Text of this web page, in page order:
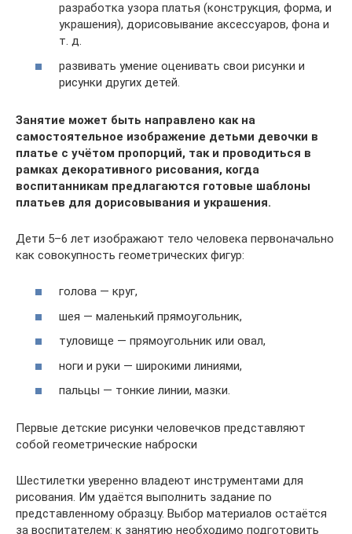
разработка узора платья (конструкция, форма, и
украшения), дорисовывание аксессуаров, фона и
т. д.
развивать умение оценивать свои рисунки и
рисунки других детей.
Занятие может быть направлено как на
самостоятельное изображение детьми девочки в
платье с учётом пропорций, так и проводиться в
рамках декоративного рисования, когда
воспитанникам предлагаются готовые шаблоны
платьев для дорисовывания и украшения.
Дети 5–6 лет изображают тело человека первоначально
как совокупность геометрических фигур:
голова — круг,
шея — маленький прямоугольник,
туловище — прямоугольник или овал,
ноги и руки — широкими линиями,
пальцы — тонкие линии, мазки.
Первые детские рисунки человечков представляют
собой геометрические наброски
Шестилетки уверенно владеют инструментами для
рисования. Им удаётся выполнить задание по
представленному образцу. Выбор материалов остаётся
за воспитателем: к занятию необходимо подготовить